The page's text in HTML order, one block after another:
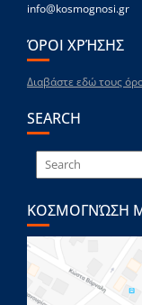
info@kosmognosi.gr
ΌΡΟΙ ΧΡΉΣΗΣ
Διαβάστε εδώ τους
SEARCH
ΚΟΣΜΟΓΝΏΣΗ